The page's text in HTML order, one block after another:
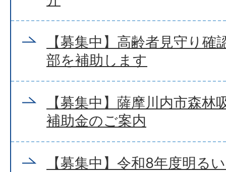
【募集中】高齢者見守り
部を補助します
【募集中】薩摩川内市森林
補助金のご案内
【募集中】令和8年度明る